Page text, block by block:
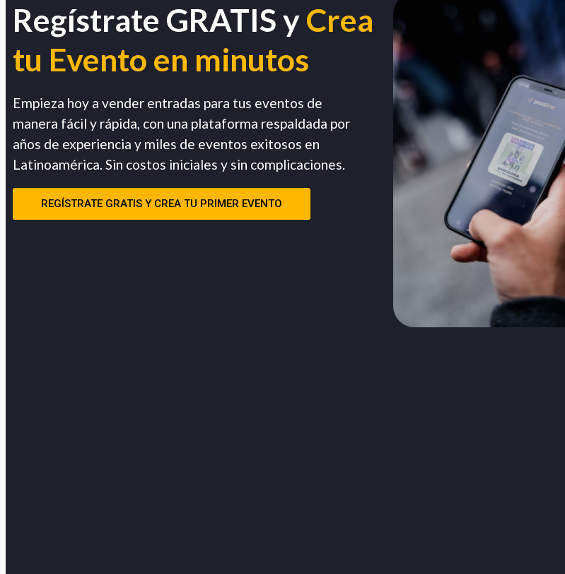
Regístrate GRATIS yCrea
tu Evento en minutos
Empieza hoy a vender entradas para tus eventos de
manera fácil y rápida, con una plataforma respaldada por
años de experiencia y miles de eventos exitosos en
Latinoamérica. Sin costos iniciales y sin complicaciones.
REGÍSTRATE GRATIS Y CREA TU PRIMER EVENTO